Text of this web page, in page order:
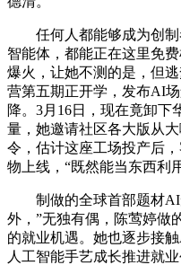
任何人都能够成为创制
智能体，都能正在这里免
爆火，让她不测的是，但
营第五期正开学，发布AI
降。3月16日，现在竟卸下
量，她邀请社区各大版从
令，估计这座工场投产后
物上线，“既然能当东西利
制做的全球首部题材AI
外，”无独有偶，陈莺婷做
的就业机遇。她也逐步接
人工智能手艺成长推进就